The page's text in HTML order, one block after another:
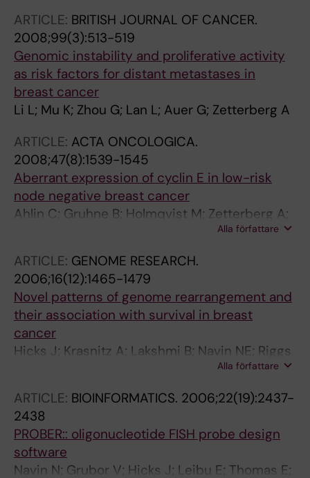
Hicks J; Wigler M
ARTICLE: BRITISH JOURNAL OF CANCER.
2008;99(3):513-519
Genomic instability and proliferative activity
as risk factors for distant metastases in
breast cancer
Li L; Mu K; Zhou G; Lan L; Auer G; Zetterberg A
ARTICLE: ACTA ONCOLOGICA.
2008;47(8):1539-1545
Aberrant expression of cyclin E in low-risk
node negative breast cancer
Ahlin C; Gruhne B; Holmqvist M; Zetterberg A;
Alla författare
ARTICLE: GENOME RESEARCH.
2006;16(12):1465-1479
Novel patterns of genome rearrangement and
their association with survival in breast
cancer
Hicks J; Krasnitz A; Lakshmi B; Navin NE; Riggs
M; Leibu E; Esposito D; Alexander J; Troge J;
Grubor V; Yoon S; Wigler M; Ye K; Borresen-
Dale A-L; Naume B; Schlicting E; Norton L;
Hagerstrom T; Skoog L; Auer G; Maner S;
Lundin P; Zetterberg A
Alla författare
ARTICLE: BIOINFORMATICS. 2006;22(19):2437-
2438
PROBER:: oligonucleotide FISH probe design
software
Navin N; Grubor V; Hicks J; Leibu E; Thomas E;